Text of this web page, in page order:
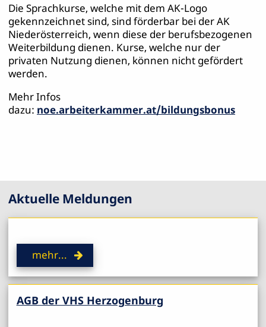
Die Sprachkurse, welche mit dem AK-Logo
gekennzeichnet sind, sind förderbar bei der AK
Niederösterreich, wenn diese der berufsbezogenen
Weiterbildung dienen. Kurse, welche nur der
privaten Nutzung dienen, können nicht gefördert
werden.
Mehr Infos
dazu: noe.arbeiterkammer.at/bildungsbonus
Aktuelle Meldungen
mehr...
AGB der VHS Herzogenburg